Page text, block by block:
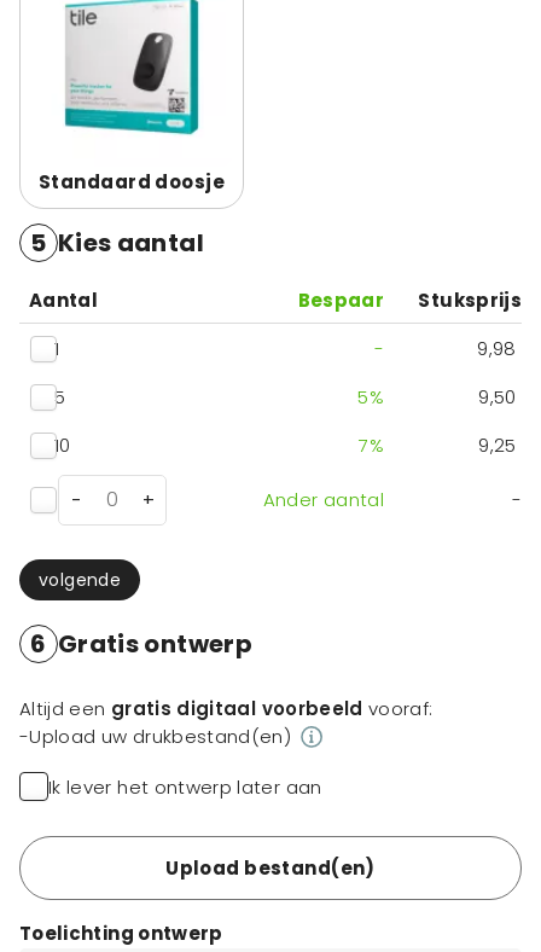
Standaard doosje
5 Kies aantal
Aantal Bespaar
Stuksprijs
1
-
9,98
5
5%
9,50
10
7% 9,25
- + Ander aantal -
volgende
6 Gratis ontwerp
Altijd een gratis digitaal voorbeeld vooraf:
-Upload uw drukbestand(en)
Ik lever het ontwerp later aan
Upload bestand(en)
Toelichting ontwerp